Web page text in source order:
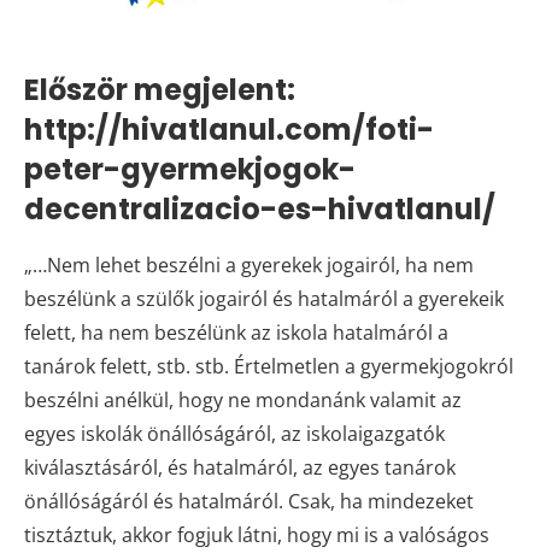
Először megjelent:
http://hivatlanul.com/foti-
peter-gyermekjogok-
decentralizacio-es-hivatlanul/
„…Nem lehet beszélni a gyerekek jogairól, ha nem
beszélünk a szülők jogairól és hatalmáról a gyerekeik
felett, ha nem beszélünk az iskola hatalmáról a
tanárok felett, stb. stb. Értelmetlen a gyermekjogokról
beszélni anélkül, hogy ne mondanánk valamit az
egyes iskolák önállóságáról, az iskolaigazgatók
kiválasztásáról, és hatalmáról, az egyes tanárok
önállóságáról és hatalmáról. Csak, ha mindezeket
tisztáztuk, akkor fogjuk látni, hogy mi is a valóságos